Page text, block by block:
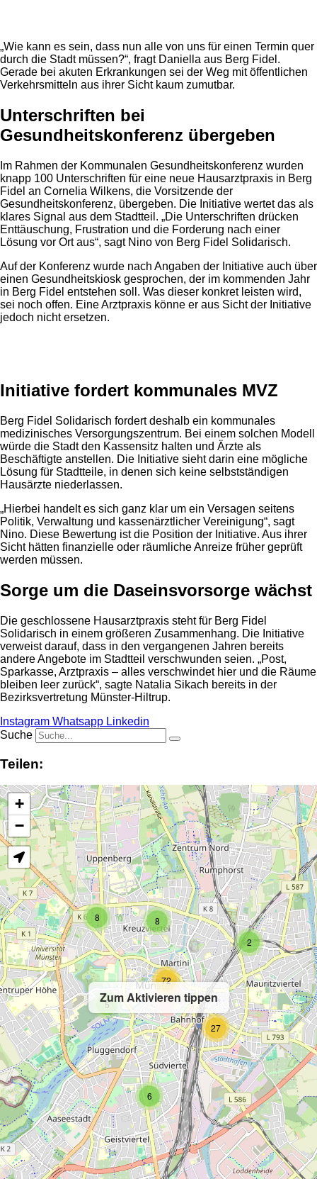
„Wie kann es sein, dass nun alle von uns für einen Termin quer
durch die Stadt müssen?“, fragt Daniella aus Berg Fidel.
Gerade bei akuten Erkrankungen sei der Weg mit öffentlichen
Verkehrsmitteln aus ihrer Sicht kaum zumutbar.
Unterschriften bei
Gesundheitskonferenz übergeben
Im Rahmen der Kommunalen Gesundheitskonferenz wurden
knapp 100 Unterschriften für eine neue Hausarztpraxis in Berg
Fidel an Cornelia Wilkens, die Vorsitzende der
Gesundheitskonferenz, übergeben. Die Initiative wertet das als
klares Signal aus dem Stadtteil. „Die Unterschriften drücken
Enttäuschung, Frustration und die Forderung nach einer
Lösung vor Ort aus“, sagt Nino von Berg Fidel Solidarisch.
Auf der Konferenz wurde nach Angaben der Initiative auch über
einen Gesundheitskiosk gesprochen, der im kommenden Jahr
in Berg Fidel entstehen soll. Was dieser konkret leisten wird,
sei noch offen. Eine Arztpraxis könne er aus Sicht der Initiative
jedoch nicht ersetzen.
Initiative fordert kommunales MVZ
Berg Fidel Solidarisch fordert deshalb ein kommunales
medizinisches Versorgungszentrum. Bei einem solchen Modell
würde die Stadt den Kassensitz halten und Ärzte als
Beschäftigte anstellen. Die Initiative sieht darin eine mögliche
Lösung für Stadtteile, in denen sich keine selbstständigen
Hausärzte niederlassen.
„Hierbei handelt es sich ganz klar um ein Versagen seitens
Politik, Verwaltung und kassenärztlicher Vereinigung“, sagt
Nino. Diese Bewertung ist die Position der Initiative. Aus ihrer
Sicht hätten finanzielle oder räumliche Anreize früher geprüft
werden müssen.
Sorge um die Daseinsvorsorge wächst
Die geschlossene Hausarztpraxis steht für Berg Fidel
Solidarisch in einem größeren Zusammenhang. Die Initiative
verweist darauf, dass in den vergangenen Jahren bereits
andere Angebote im Stadtteil verschwunden seien. „Post,
Sparkasse, Arztpraxis – alles verschwindet hier und die Räume
bleiben leer zurück“, sagte Natalia Sikach bereits in der
Bezirksvertretung Münster-Hiltrup.
Instagram Whatsapp Linkedin
Suche
Teilen:
Zum Aktivieren tippen
2
8
6
8
27
5
72
+
−